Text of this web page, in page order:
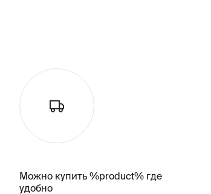
Можно купить %product% где
удобно